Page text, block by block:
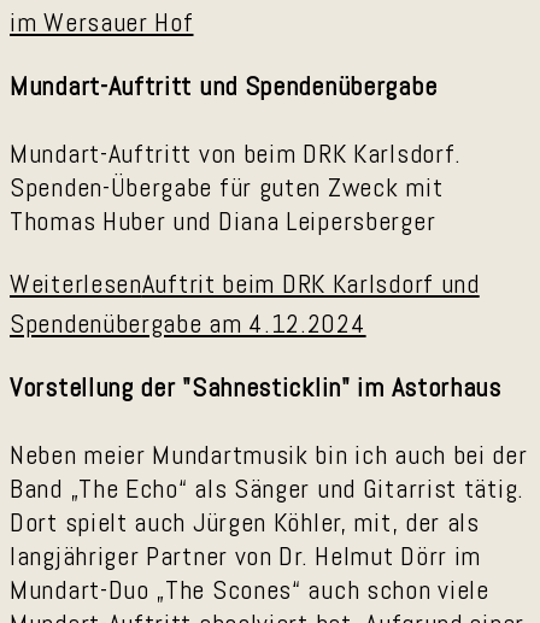
im Wersauer Hof
Mundart-Auftritt und Spendenübergabe
Mundart-Auftritt von beim DRK Karlsdorf.
Spenden-Übergabe für guten Zweck mit
Thomas Huber und Diana Leipersberger
WeiterlesenAuftrit beim DRK Karlsdorf und
Spendenübergabe am 4.12.2024
Vorstellung der "Sahnesticklin" im Astorhaus
Neben meier Mundartmusik bin ich auch bei der
Band „The Echo“ als Sänger und Gitarrist tätig.
Dort spielt auch Jürgen Köhler, mit, der als
langjähriger Partner von Dr. Helmut Dörr im
Mundart-Duo „The Scones“ auch schon viele